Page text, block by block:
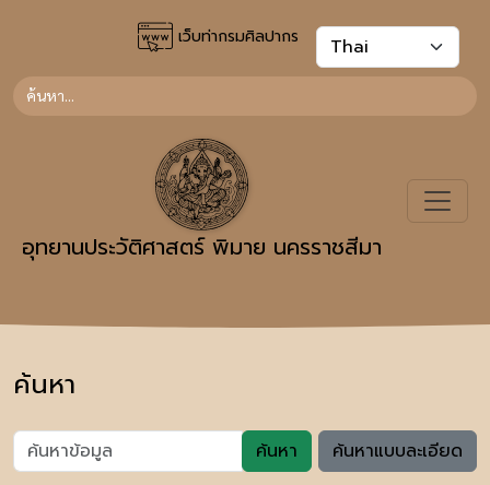
เว็บท่ากรมศิลปากร
อุทยานประวัติศาสตร์ พิมาย นครราชสีมา
ค้นหา
ค้นหา ค้นหาแบบละเอียด